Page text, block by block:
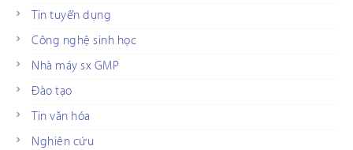
Tin tuyển dụng
Công nghệ sinh học
Nhà máy sx GMP
Đào tạo
Tin văn hóa
Nghiên cứu